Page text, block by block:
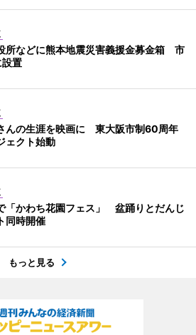
所などに熊本地震災害義援金募金箱 市
置
んの生涯を映画に 東大阪市制60周年
ェクト始動
「かわち花園フェス」 盆踊りとだんじ
同時開催
もっと見る